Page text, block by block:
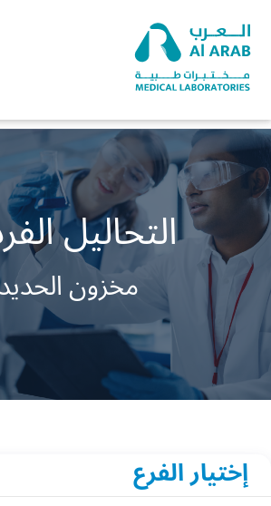
التحاليل
مخزون الحديد
إختيار الفرع